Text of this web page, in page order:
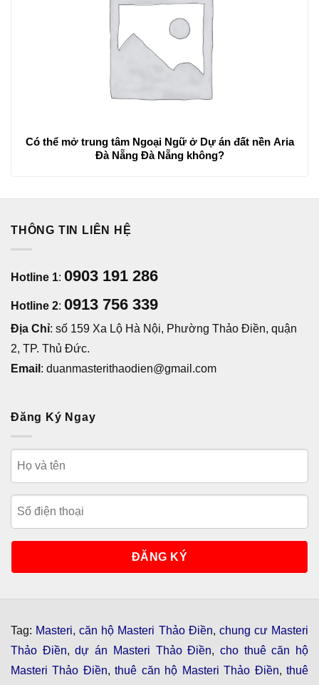
Có thể mở trung tâm Ngoại Ngữ ở Dự án đất nền Aria
Đà Nẵng Đà Nẵng không?
THÔNG TIN LIÊN HỆ
Hotline 1: 0903 191 286
Hotline 2: 0913 756 339
Địa Chỉ: số 159 Xa Lộ Hà Nội, Phường Thảo Điền, quận
2, TP. Thủ Đức.
Email : duanmasterithaodien@gmail.com
Đăng Ký Ngay
Tag: Masteri,căn hộ Masteri Thảo Điền, chung cư Masteri
Thảo Điền,dự án Masteri Thảo Điền, cho thuê căn hộ
Masteri Thảo Điền,thuê căn hộ Masteri Thảo Điền,thuê